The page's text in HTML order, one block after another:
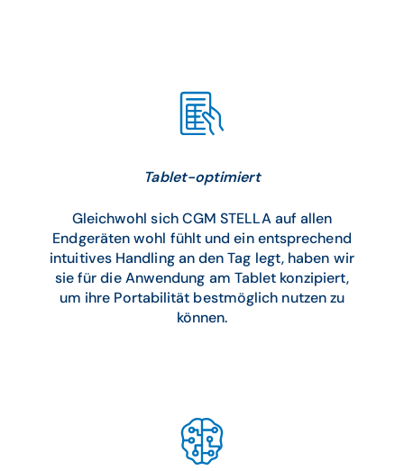
Tablet-optimiert
Gleichwohl sich CGM STELLA auf allen
Endgeräten wohl fühlt und ein entsprechend
intuitives Handling an den Tag legt, haben wir
sie für die Anwendung am Tablet konzipiert,
um ihre Portabilität bestmöglich nutzen zu
können.